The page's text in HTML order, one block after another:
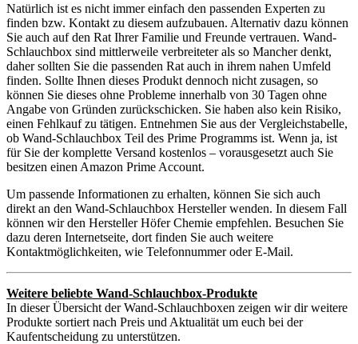
Natürlich ist es nicht immer einfach den passenden Experten zu
finden bzw. Kontakt zu diesem aufzubauen. Alternativ dazu können
Sie auch auf den Rat Ihrer Familie und Freunde vertrauen. Wand-
Schlauchbox sind mittlerweile verbreiteter als so Mancher denkt,
daher sollten Sie die passenden Rat auch in ihrem nahen Umfeld
finden. Sollte Ihnen dieses Produkt dennoch nicht zusagen, so
können Sie dieses ohne Probleme innerhalb von 30 Tagen ohne
Angabe von Gründen zurückschicken. Sie haben also kein Risiko,
einen Fehlkauf zu tätigen. Entnehmen Sie aus der Vergleichstabelle,
ob Wand-Schlauchbox Teil des Prime Programms ist. Wenn ja, ist
für Sie der komplette Versand kostenlos – vorausgesetzt auch Sie
besitzen einen Amazon Prime Account.
Um passende Informationen zu erhalten, können Sie sich auch
direkt an den Wand-Schlauchbox Hersteller wenden. In diesem Fall
können wir den Hersteller Höfer Chemie empfehlen. Besuchen Sie
dazu deren Internetseite, dort finden Sie auch weitere
Kontaktmöglichkeiten, wie Telefonnummer oder E-Mail.
Weitere beliebte Wand-Schlauchbox-Produkte
In dieser Übersicht der Wand-Schlauchboxen zeigen wir dir weitere
Produkte sortiert nach Preis und Aktualität um euch bei der
Kaufentscheidung zu unterstützen.